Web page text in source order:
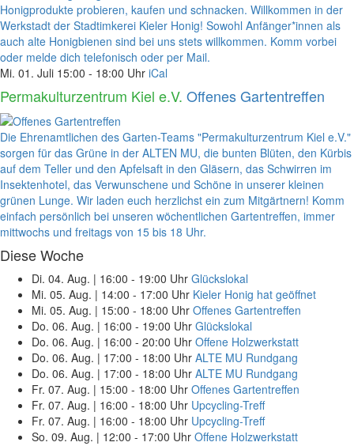
Honigprodukte probieren, kaufen und schnacken. Willkommen in der
Werkstadt der Stadtimkerei Kieler Honig! Sowohl Anfänger*innen als
auch alte Honigbienen sind bei uns stets willkommen. Komm vorbei
oder melde dich telefonisch oder per Mail.
Mi. 01. Juli 15:00 - 18:00 Uhr iCal
Permakulturzentrum Kiel e.V. Offenes Gartentreffen
Die Ehrenamtlichen des Garten-Teams "Permakulturzentrum Kiel e.V."
sorgen für das Grüne in der ALTEN MU, die bunten Blüten, den Kürbis
auf dem Teller und den Apfelsaft in den Gläsern, das Schwirren im
Insektenhotel, das Verwunschene und Schöne in unserer kleinen
grünen Lunge. Wir laden euch herzlichst ein zum Mitgärtnern! Komm
einfach persönlich bei unseren wöchentlichen Gartentreffen, immer
mittwochs und freitags von 15 bis 18 Uhr.
Diese Woche
Di. 04. Aug. | 16:00 - 19:00 Uhr Glückslokal
Mi. 05. Aug. | 14:00 - 17:00 Uhr Kieler Honig hat geöffnet
Mi. 05. Aug. | 15:00 - 18:00 Uhr Offenes Gartentreffen
Do. 06. Aug. | 16:00 - 19:00 Uhr Glückslokal
Do. 06. Aug. | 16:00 - 20:00 Uhr Offene Holzwerkstatt
Do. 06. Aug. | 17:00 - 18:00 Uhr ALTE MU Rundgang
Do. 06. Aug. | 17:00 - 18:00 Uhr ALTE MU Rundgang
Fr. 07. Aug. | 15:00 - 18:00 Uhr Offenes Gartentreffen
Fr. 07. Aug. | 16:00 - 18:00 Uhr Upcycling-Treff
Fr. 07. Aug. | 16:00 - 18:00 Uhr Upcycling-Treff
So. 09. Aug. | 12:00 - 17:00 Uhr Offene Holzwerkstatt